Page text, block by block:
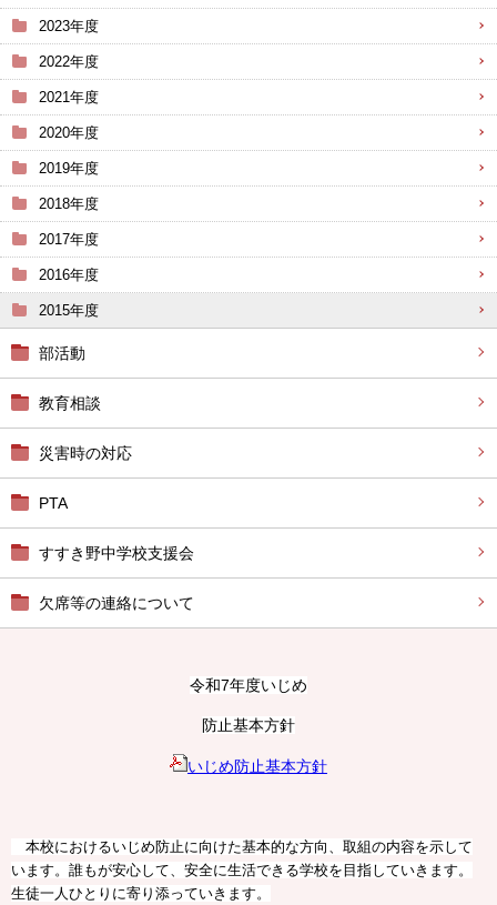
2023年度
2022年度
2021年度
2020年度
2019年度
2018年度
2017年度
2016年度
2015年度
部活動
教育相談
災害時の対応
PTA
すすき野中学校支援会
欠席等の連絡について
令和7年度いじめ
防止基本方針
いじめ防止基本方針
本校におけるいじめ防止に向けた基本的な方向、取組の内容を示して
います。誰もが安心して、安全に生活できる学校を目指していきます。
生徒一人ひとりに寄り添っていきます。